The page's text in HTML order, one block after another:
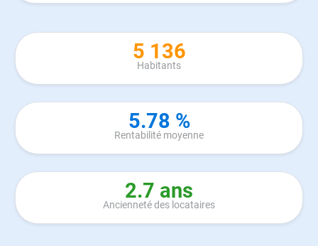
5 136
Habitants
5.78 %
Rentabilité moyenne
2.7 ans
Ancienneté des locataires